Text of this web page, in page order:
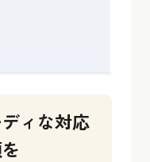
ィな対応